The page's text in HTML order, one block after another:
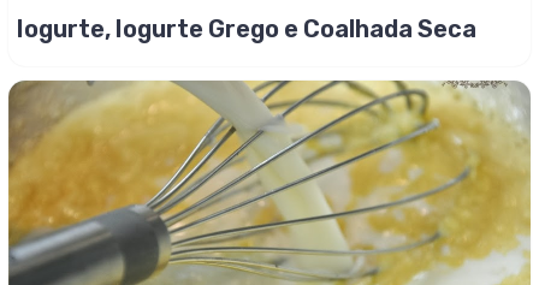
Iogurte, Iogurte Grego e Coalhada Seca